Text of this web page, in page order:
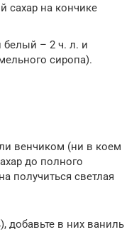
сахар на кончике
белый – 2 ч. л. и
сиропа).
венчиком (ни в коем
до полного
получиться светлая
добавьте в них ваниль